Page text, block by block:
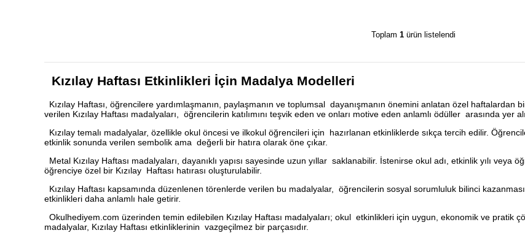
Toplam 1ürün listelendi
Kızılay Haftası Etkinlikleri İçin Madalya Modelleri
Kızılay Haftası, öğrencilere yardımlaşmanın, paylaşmanın ve toplumsal dayanışmanın önemini anlatan özel
verilen Kızılay Haftası madalyaları, öğrencilerin katılımını teşvik eden ve onları motive eden anlamlı ödüller arasında yer
Kızılay temalı madalyalar, özellikle okul öncesi ve ilkokul öğrencileri için hazırlanan etkinliklerde sıkça tercih edilir.
etkinlik sonunda verilen sembolik ama değerli bir hatıra olarak öne çıkar.
Metal Kızılay Haftası madalyaları, dayanıklı yapısı sayesinde uzun yıllar saklanabilir. İstenirse okul adı, etkinlik yılı
öğrenciye özel bir Kızılay Haftası hatırası oluşturulabilir.
Kızılay Haftası kapsamında düzenlenen törenlerde verilen bu madalyalar, öğrencilerin sosyal sorumluluk bilinci
etkinlikleri daha anlamlı hale getirir.
Okulhediyem.com üzerinden temin edilebilen Kızılay Haftası madalyaları; okul etkinlikleri için uygun, ekonomik ve pratik
madalyalar, Kızılay Haftası etkinliklerinin vazgeçilmez bir parçasıdır.